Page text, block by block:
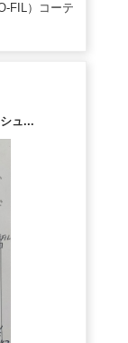
FIL）コーテ
ュ...